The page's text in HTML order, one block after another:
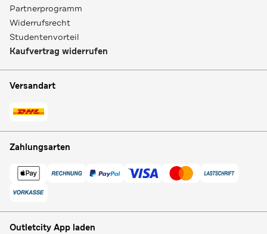
Partnerprogramm
Widerrufsrecht
Studentenvorteil
Kaufvertrag widerrufen
Versandart
Zahlungsarten
Outletcity App laden